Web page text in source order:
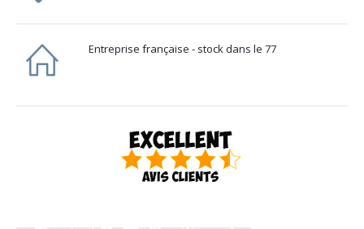
Entreprise française - stock dans le 77